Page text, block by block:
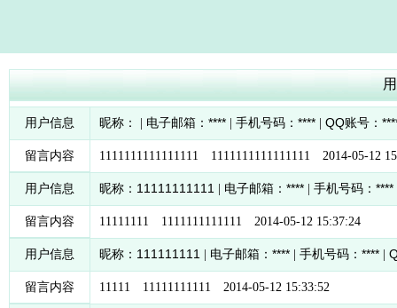
用户信息 昵称： | 电子邮箱： **** | 手机号码： **** QQ账号：
留言内容 1111111111111111 1111111111111111 2014-05-12
用户信息 昵称： 11111111111 | 电子邮箱： **** | 手机号码： ****
留言内容 11111111 1111111111111 2014-05-12 15:37:24
用户信息 昵称： 111111111 | 电子邮箱： **** | 手机号码： ****
留言内容 11111 11111111111 2014-05-12 15:33:52